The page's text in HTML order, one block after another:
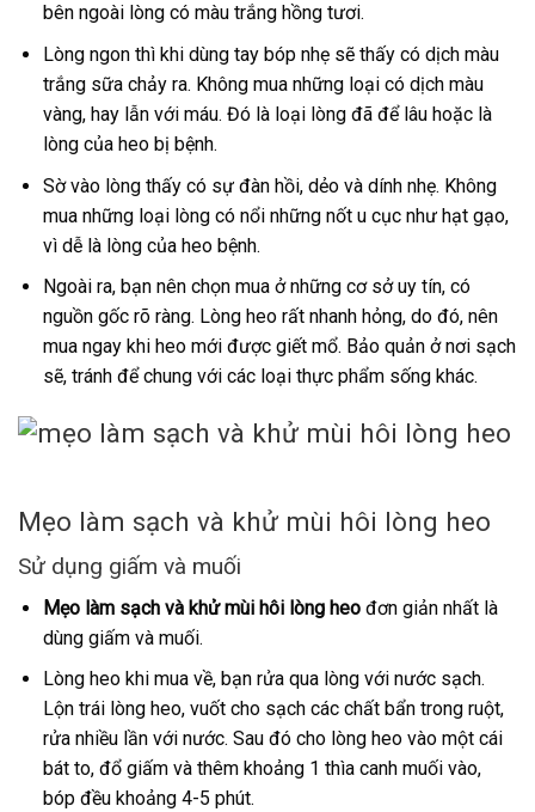
bên ngoài lòng có màu trắng hồng tươi.
Lòng ngon thì khi dùng tay bóp nhẹ sẽ thấy có dịch màu
trắng sữa chảy ra. Không mua những loại có dịch màu
vàng, hay lẫn với máu. Đó là loại lòng đã để lâu hoặc là
lòng của heo bị bệnh.
Sờ vào lòng thấy có sự đàn hồi, dẻo và dính nhẹ. Không
mua những loại lòng có nổi những nốt u cục như hạt gạo,
vì dễ là lòng của heo bệnh.
Ngoài ra, bạn nên chọn mua ở những cơ sở uy tín, có
nguồn gốc rõ ràng. Lòng heo rất nhanh hỏng, do đó, nên
mua ngay khi heo mới được giết mổ. Bảo quản ở nơi sạch
sẽ, tránh để chung với các loại thực phẩm sống khác.
Mẹo làm sạch và khử mùi hôi lòng heo
Sử dụng giấm và muối
Mẹo làm sạch và khử mùi hôi lòng heođơn giản nhất là
dùng giấm và muối.
Lòng heo khi mua về, bạn rửa qua lòng với nước sạch.
Lộn trái lòng heo, vuốt cho sạch các chất bẩn trong ruột,
rửa nhiều lần với nước. Sau đó cho lòng heo vào một cái
bát to, đổ giấm và thêm khoảng 1 thìa canh muối vào,
bóp đều khoảng 4-5 phút.